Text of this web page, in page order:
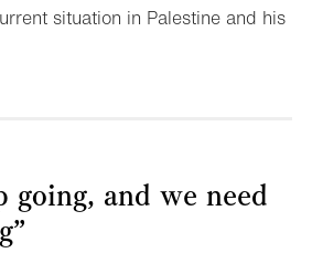
situation in Palestine and his
going, and we need